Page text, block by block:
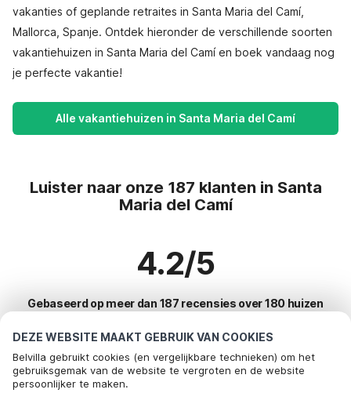
DEZE WEBSITE MAAKT GEBRUIK VAN COOKIES
Belvilla gebruikt cookies (en vergelijkbare technieken) om het
gebruiksgemak van de website te vergroten en de website
persoonlijker te maken.
vakanties of geplande retraites in Santa Maria del Camí,
Mallorca, Spanje. Ontdek hieronder de verschillende soorten
vakantiehuizen in Santa Maria del Camí en boek vandaag nog
je perfecte vakantie!
Alle vakantiehuizen in Santa Maria del Camí
Luister naar onze 187 klanten in Santa
Maria del Camí
4.2/5
Gebaseerd op meer dan 187 recensies over 180 huizen
Meest populaire bestemmingen voor
vakantie